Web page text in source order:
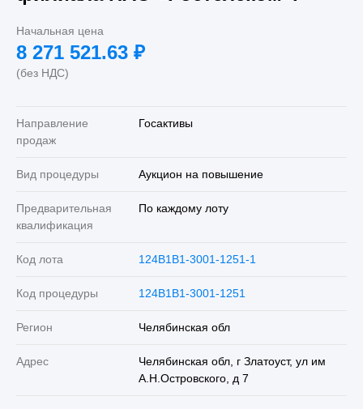
Начальная цена
8 271 521.63 ₽
(без НДС)
Направление
продаж
Госактивы
Вид процедуры Аукцион на повышение
Предварительная
квалификация
По каждому лоту
Код лота 124B1B1-3001-1251-1
Код процедуры 124B1B1-3001-1251
Регион Челябинская обл
Адрес
Челябинская обл, г Златоуст, ул им
А.Н.Островского, д 7